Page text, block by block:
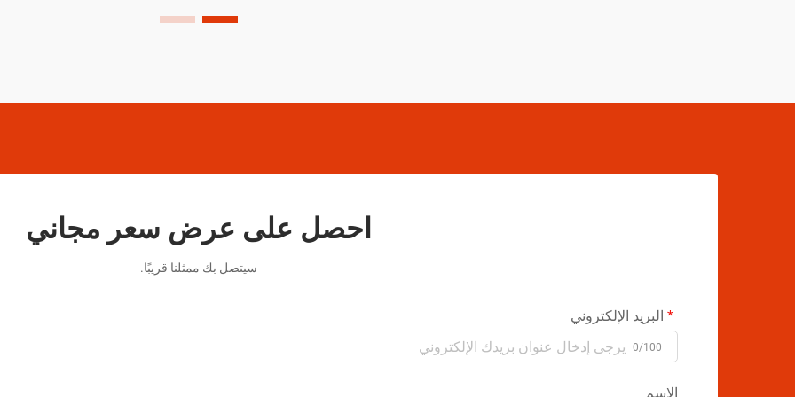
احصل على عرض سعر مجاني
سيتصل بك ممثلنا قريبًا.
البريد الإلكتروني
0/100
الاسم